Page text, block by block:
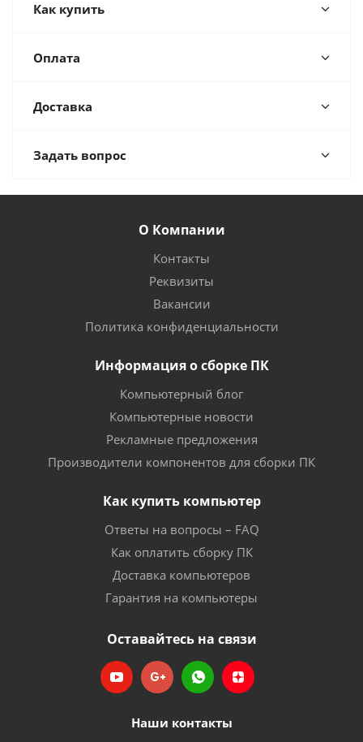
Как купить
Оплата
Доставка
Задать вопрос
О Компании
Контакты
Реквизиты
Вакансии
Политика конфиденциальности
Информация о сборке ПК
Компьютерный блог
Компьютерные новости
Рекламные предложения
Производители компонентов для сборки ПК
Как купить компьютер
Ответы на вопросы – FAQ
Как оплатить сборку ПК
Доставка компьютеров
Гарантия на компьютеры
Оставайтесь на связи
Наши контакты